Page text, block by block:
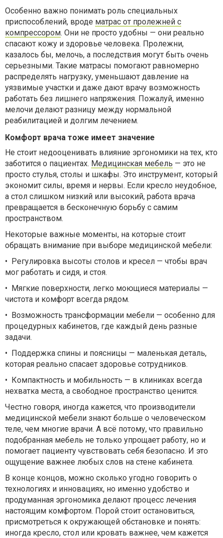
Особенно важно понимать роль специальных
приспособлений, вроде матрас от пролежней с
компрессором. Они не просто удобны — они реально
спасают кожу и здоровье человека. Пролежни,
казалось бы, мелочь, а последствия могут быть очень
серьезными. Такие матрасы помогают равномерно
распределять нагрузку, уменьшают давление на
уязвимые участки и даже дают врачу возможность
работать без лишнего напряжения. Пожалуй, именно
мелочи делают разницу между нормальной
реабилитацией и долгим лечением.
Комфорт врача тоже имеет значение
Не стоит недооценивать влияние эргономики на тех, кто
заботится о пациентах. Медицинская мебель — это не
просто стулья, столы и шкафы. Это инструмент, который
экономит силы, время и нервы. Если кресло неудобное,
а стол слишком низкий или высокий, работа врача
превращается в бесконечную борьбу с самим
пространством.
Некоторые важные моменты, на которые стоит
обращать внимание при выборе медицинской мебели:
• Регулировка высоты столов и кресел — чтобы врач
мог работать и сидя, и стоя.
• Мягкие поверхности, легко моющиеся материалы —
чистота и комфорт всегда рядом.
• Возможность трансформации мебели — особенно для
процедурных кабинетов, где каждый день разные
задачи.
• Поддержка спины и поясницы — маленькая деталь,
которая реально спасает здоровье сотрудников.
• Компактность и мобильность — в клиниках всегда
нехватка места, а свободное пространство ценится.
Честно говоря, иногда кажется, что производители
медицинской мебели знают больше о человеческом
теле, чем многие врачи. А всё потому, что правильно
подобранная мебель не только упрощает работу, но и
помогает пациенту чувствовать себя безопасно. И это
ощущение важнее любых слов на стене кабинета.
В конце концов, можно сколько угодно говорить о
технологиях и инновациях, но именно удобство и
продуманная эргономика делают процесс лечения
настоящим комфортом. Порой стоит остановиться,
присмотреться к окружающей обстановке и понять:
иногда кресло, стол или кровать важнее, чем кажется